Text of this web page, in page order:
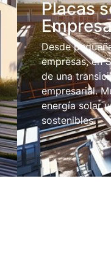
Placas
Desde
empresas, en
de una
empresarial.
energía solar
sostenibles.